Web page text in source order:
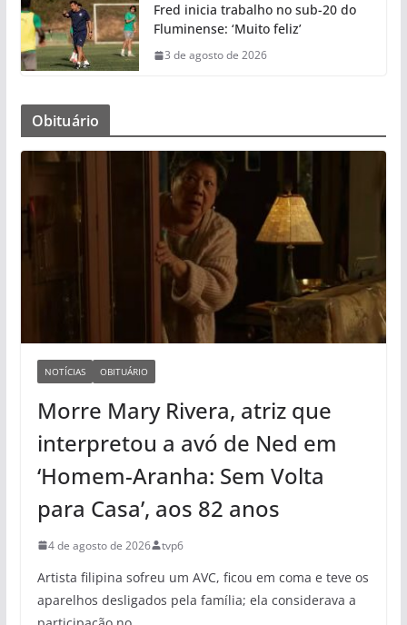
Fred inicia trabalho no sub-20 do
Fluminense: ‘Muito feliz’
3 de agosto de 2026
Obituário
NOTÍCIAS OBITUÁRIO
Morre Mary Rivera, atriz que
interpretou a avó de Ned em
‘Homem-Aranha: Sem Volta
para Casa’, aos 82 anos
4 de agosto de 2026 tvp6
Artista filipina sofreu um AVC, ficou em coma e teve os
aparelhos desligados pela família; ela considerava a